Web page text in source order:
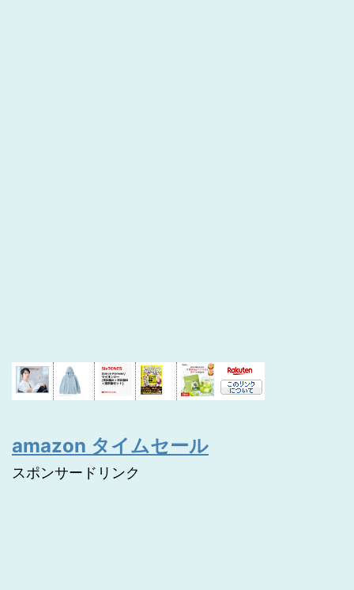
amazon タイムセール
スポンサードリンク